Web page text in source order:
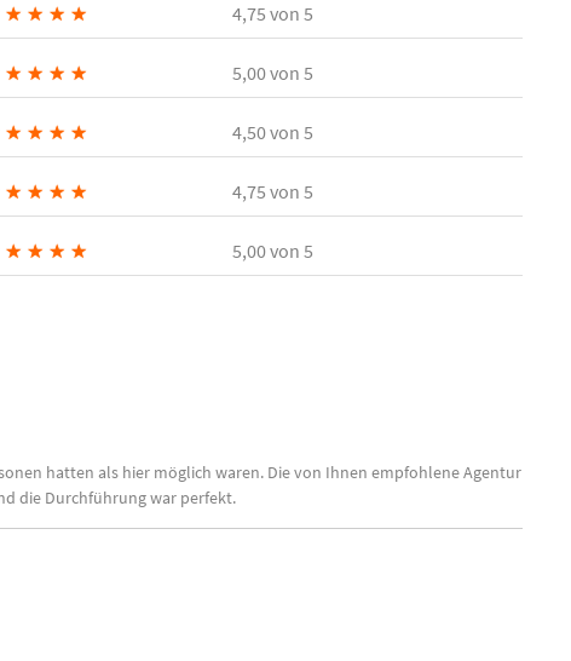
★ ★ ★ ★ 4,75 von 5
★ ★ ★ ★ 5,00von 5
★ ★ ★ ★ 4,50von 5
★ ★ ★ ★ 4,75 von 5
★ ★ ★ ★ 5,00von 5
hatten als hier möglich waren. Die von Ihnen empfohlene Agentur
die Durchführung war perfekt.